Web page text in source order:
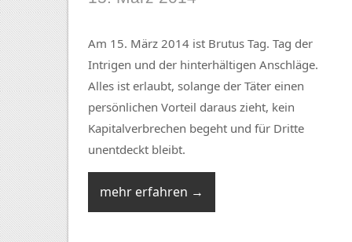
Am 15. März 2014 ist Brutus Tag. Tag der
Intrigen und der hinterhältigen Anschläge.
Alles ist erlaubt, solange der Täter einen
persönlichen Vorteil daraus zieht, kein
Kapitalverbrechen begeht und für Dritte
unentdeckt bleibt.
mehr erfahren →